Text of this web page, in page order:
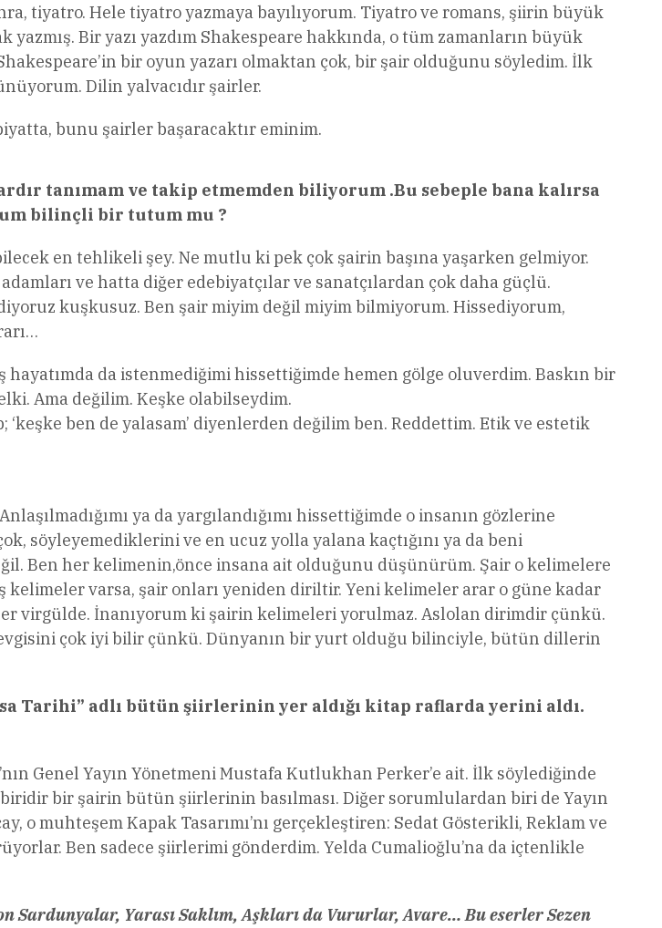
tiyatro. Hele tiyatro yazmaya bayılıyorum. Tiyatro ve romans, şiirin büyük
Bir yazı yazdım Shakespeare hakkında, o tüm zamanların büyük
bir oyun yazarı olmaktan çok, bir şair olduğunu söyledim. İlk
Dilin yalvacıdır şairler.
bunu şairler başaracaktır eminim.
tanımam ve takip etmemden biliyorum .Bu sebeple bana kalırsa
bilinçli bir tutum mu ?
en tehlikeli şey. Ne mutlu ki pek çok şairin başına yaşarken gelmiyor.
ve hatta diğer edebiyatçılar ve sanatçılardan çok daha güçlü.
kuşkusuz. Ben şair miyim değil miyim bilmiyorum. Hissediyorum,
da istenmediğimi hissettiğimde hemen gölge oluverdim. Baskın bir
Ama değilim. Keşke olabilseydim.
ben de yalasam’ diyenlerden değilim ben. Reddettim. Etik ve estetik
ya da yargılandığımı hissettiğimde o insanın gözlerine
söyleyemediklerini ve en ucuz yolla yalana kaçtığını ya da beni
Ben her kelimenin,önce insana ait olduğunu düşünürüm. Şair o kelimelere
varsa, şair onları yeniden diriltir. Yeni kelimeler arar o güne kadar
virgülde. İnanıyorum ki şairin kelimeleri yorulmaz. Aslolan dirimdir çünkü.
çok iyi bilir çünkü. Dünyanın bir yurt olduğu bilinciyle, bütün dillerin
Tarihi” adlı bütün şiirlerinin yer aldığı kitap raflarda yerini aldı.
Genel Yayın Yönetmeni Mustafa Kutlukhan Perker’e ait. İlk söylediğinde
bir şairin bütün şiirlerinin basılması. Diğer sorumlulardan biri de Yayın
o muhteşem Kapak Tasarımı’nı gerçekleştiren: Sedat Gösterikli, Reklam ve
Ben sadece şiirlerimi gönderdim. Yelda Cumalioğlu’na da içtenlikle
Sardunyalar, Yarası Saklım, Aşkları da Vururlar, Avare…Bu eserler Sezen